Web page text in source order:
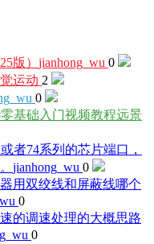
版） jianhong_wu 0
运动 2
0
基础入门视频教程远景
者74系列的芯片端口，
jianhong_wu 0
用双绞线和屏蔽线哪个
0
的调速处理的大概思路
0